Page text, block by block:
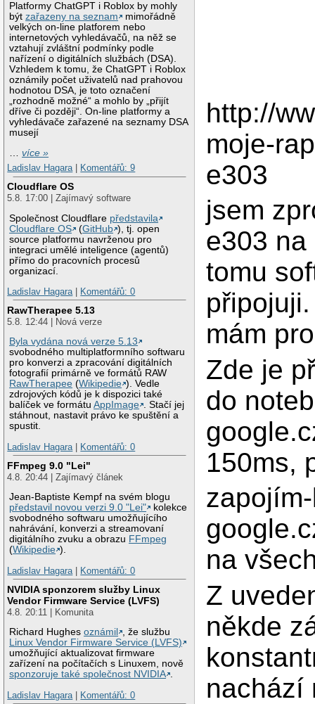
Platformy ChatGPT i Roblox by mohly
býtzařazeny na seznam
mimořádně
velkých on-line platforem nebo
internetových vyhledávačů, na něž se
vztahují zvláštní podmínky podle
nařízení o digitálních službách (DSA).
Vzhledem k tomu, že ChatGPT i Roblox
oznámily počet uživatelů nad prahovou
hodnotou DSA, je toto označení
„rozhodně možné“ a mohlo by „přijít
dříve či později“. On-line platformy a
vyhledávače zařazené na seznamy DSA
musejí
…více »
Ladislav Hagara| Komentářů: 9
Cloudflare OS
5.8. 17:00 | Zajímavý software
Společnost Cloudflare představila
Cloudflare OS
(GitHub ), tj. open
source platformu navrženou pro
integraci umělé inteligence (agentů)
přímo do pracovních procesů
organizací.
Ladislav Hagara| Komentářů: 0
RawTherapee 5.13
5.8. 12:44 | Nová verze
Byla vydána nová verze 5.13
svobodného multiplatformního softwaru
pro konverzi a zpracování digitálních
fotografií primárně ve formátů RAW
RawTherapee (Wikipedie ). Vedle
zdrojových kódů je k dispozici také
balíček ve formátuAppImage . Stačí jej
stáhnout, nastavit právo ke spuštění a
spustit.
Ladislav Hagara| Komentářů: 0
FFmpeg 9.0 "Lei"
4.8. 20:44 | Zajímavý článek
Jean-Baptiste Kempf na svém blogu
představil novou verzi 9.0 "Lei"
kolekce
svobodného softwaru umožňujícího
nahrávání, konverzi a streamovaní
digitálního zvuku a obrazu FFmpeg
(Wikipedie ).
Ladislav Hagara| Komentářů: 0
NVIDIA sponzorem služby Linux
Vendor Firmware Service (LVFS)
4.8. 20:11 | Komunita
Richard Hughesoznámil
, že službu
Linux Vendor Firmware Service (LVFS)
umožňující aktualizovat firmware
zařízení na počítačích s Linuxem, nově
sponzoruje také společnost NVIDIA .
Ladislav Hagara| Komentářů: 0
http://
moje-
e303
jsem
e303
tomu
mám
Zde je
do
150ms,
na
Z
někde
nachází